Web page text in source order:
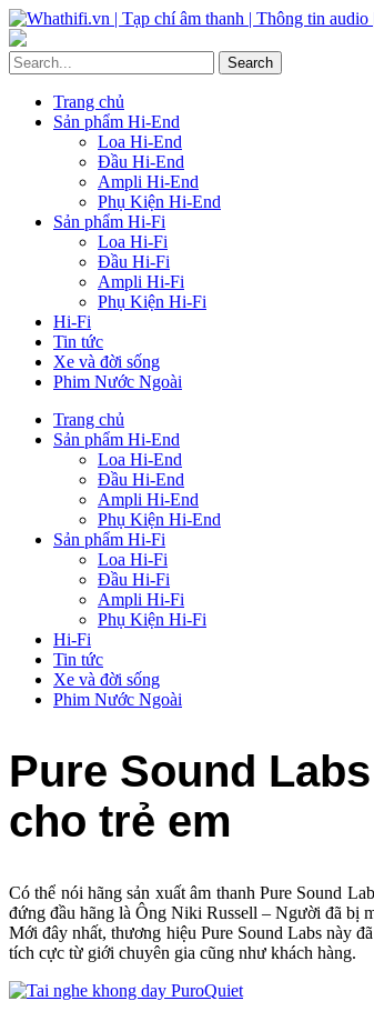
Trang chủ
Sản phẩm Hi-End
Loa Hi-End
Đầu Hi-End
Ampli Hi-End
Phụ Kiện Hi-End
Sản phẩm Hi-Fi
Loa Hi-Fi
Đầu Hi-Fi
Ampli Hi-Fi
Phụ Kiện Hi-Fi
Hi-Fi
Tin tức
Xe và đời sống
Phim Nước Ngoài
Trang chủ
Sản phẩm Hi-End
Loa Hi-End
Đầu Hi-End
Ampli Hi-End
Phụ Kiện Hi-End
Sản phẩm Hi-Fi
Loa Hi-Fi
Đầu Hi-Fi
Ampli Hi-Fi
Phụ Kiện Hi-Fi
Hi-Fi
Tin tức
Xe và đời sống
Phim Nước Ngoài
Pure Sound
cho trẻ em
Có thể nói hãng sản xuất âm thanh Pure Sound
đứng đầu hãng là Ông Niki Russell – Người đã bị
Mới đây nhất, thương hiệu Pure Sound Labs này
tích cực từ giới chuyên gia cũng như khách hàng.